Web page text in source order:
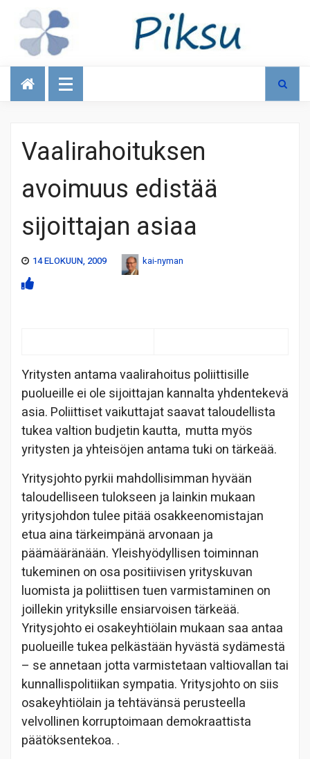
Talous
Vaalirahoituksen
avoimuus edistää
sijoittajan asiaa
14 ELOKUUN, 2009 kai-nyman
Yritysten antama vaalirahoitus poliittisille
puolueille ei ole sijoittajan kannalta yhdentekevä
asia. Poliittiset vaikuttajat saavat taloudellista
tukea valtion budjetin kautta, mutta myös
yritysten ja yhteisöjen antama tuki on tärkeää.
Yritysjohto pyrkii mahdollisimman hyvään
taloudelliseen tulokseen ja lainkin mukaan
yritysjohdon tulee pitää osakkeenomistajan
etua aina tärkeimpänä arvonaan ja
päämääränään. Yleishyödyllisen toiminnan
tukeminen on osa positiivisen yrityskuvan
luomista ja poliittisen tuen varmistaminen on
joillekin yrityksille ensiarvoisen tärkeää.
Yritysjohto ei osakeyhtiölain mukaan saa antaa
puolueille tukea pelkästään hyvästä sydämestä
– se annetaan jotta varmistetaan valtiovallan tai
kunnallispolitiikan sympatia. Yritysjohto on siis
osakeyhtiölain ja tehtävänsä perusteella
velvollinen korruptoimaan demokraattista
päätöksentekoa. .